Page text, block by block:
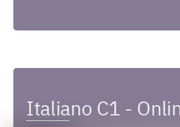
Italiano C1 -